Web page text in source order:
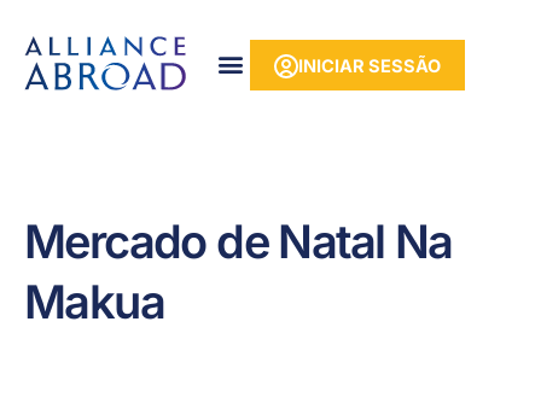
conteúdo
para
INICIAR SESSÃO
Mercado de Natal Na
Makua